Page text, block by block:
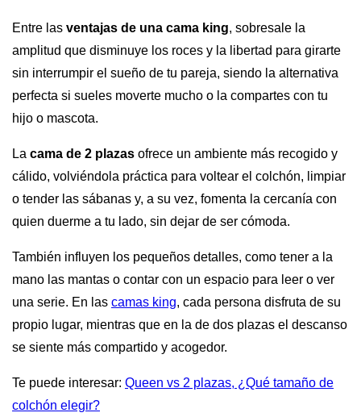
Entre las ventajas de una cama king, sobresale la
amplitud que disminuye los roces y la libertad para girarte
sin interrumpir el sueño de tu pareja, siendo la alternativa
perfecta si sueles moverte mucho o la compartes con tu
hijo o mascota.
La cama de 2 plazas ofrece un ambiente más recogido y
cálido, volviéndola práctica para voltear el colchón, limpiar
o tender las sábanas y, a su vez, fomenta la cercanía con
quien duerme a tu lado, sin dejar de ser cómoda.
También influyen los pequeños detalles, como tener a la
mano las mantas o contar con un espacio para leer o ver
una serie. En las camas king, cada persona disfruta de su
propio lugar, mientras que en la de dos plazas el descanso
se siente más compartido y acogedor.
Te puede interesar: Queen vs 2 plazas, ¿Qué tamaño de
colchón elegir?